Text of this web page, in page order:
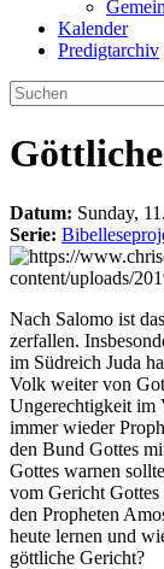
Kalender
Predigtarchiv
Datum: Sunday,
Serie:
Nach Salomo ist
zerfallen.
im Südreich Juda
Volk weiter von
Ungerechtigkeit im
immer wieder
den Bund Gottes
Gottes warnen
vom Gericht
den Propheten
heute lernen und
göttliche Gericht?